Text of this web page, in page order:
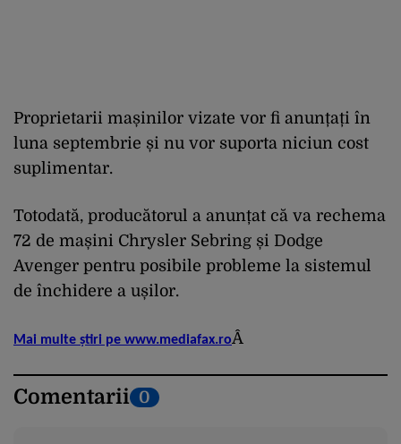
Proprietarii mașinilor vizate vor fi anunțați în
luna septembrie și nu vor suporta niciun cost
suplimentar.
Totodată, producătorul a anunțat că va rechema
72 de mașini Chrysler Sebring și Dodge
Avenger pentru posibile probleme la sistemul
de închidere a ușilor.
Mai multe știri pe www.mediafax.roÂ
Comentarii 0